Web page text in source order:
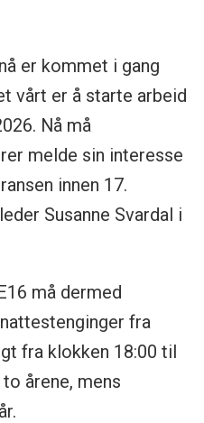
er kommet i gang
vårt er å starte arbeid
Nå må
melde sin interesse
innen 17.
Susanne Svardal i
må dermed
fra
fra klokken 18:00 til
årene, mens